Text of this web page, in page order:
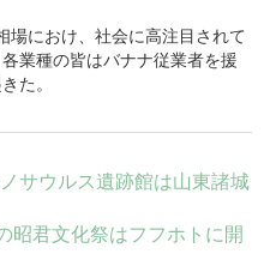
場におけ、社会に高注目されて
業種の皆はバナナ従業者を援
た。
サウルス遺跡館は山東諸城
昭君文化祭はフフホトに開